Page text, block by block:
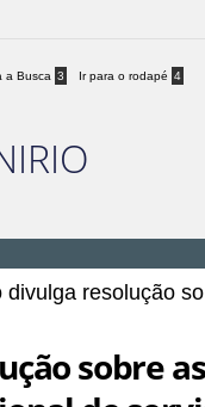
a Busca 3 Ir para o rodapé 4
divulga resolução
sobre